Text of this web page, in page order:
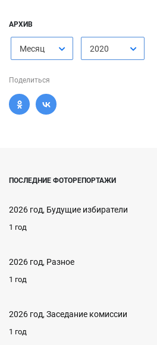
АРХИВ
Месяц 2020
Поделиться
ПОСЛЕДНИЕ ФОТОРЕПОРТАЖИ
2026 год, Будущие избиратели
1 год
2026 год, Разное
1 год
2026 год, Заседание комиссии
1 год